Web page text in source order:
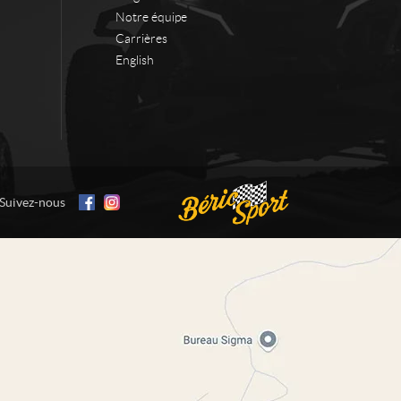
Notre équipe
Carrières
English
nous